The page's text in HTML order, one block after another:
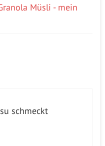
Müsli - mein
schmeckt